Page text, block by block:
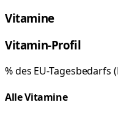
Vitamine
Vitamin-Profil
% des EU-Tagesbedarfs
Alle Vitamine